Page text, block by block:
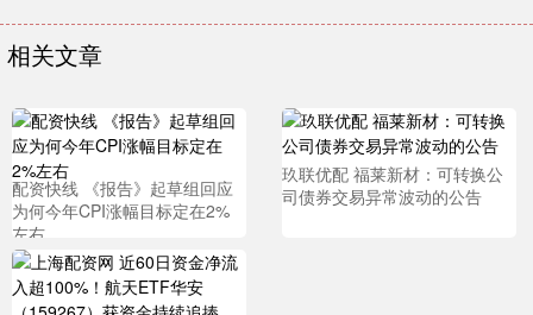
相关文章
配资快线 《报告》起草组回应
为何今年CPI涨幅目标定在2%
左右
玖联优配 福莱新材：可转换公
司债券交易异常波动的公告